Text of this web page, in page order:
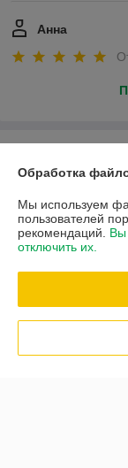
Анна
Доставка и
График работы
Политика
Обработка
Мы используем
пользователей
рекомендаций. Вы
отключить их.